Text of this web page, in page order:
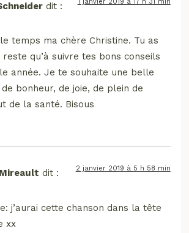
dit :
temps ma chère Christine. Tu as
qu’à suivre tes bons conseils
année. Je te souhaite une belle
bonheur, de joie, de plein de
de la santé. Bisous
dit : 2 janvier 2019 à 5 h 58 min
j’aurai cette chanson dans la tête
xx